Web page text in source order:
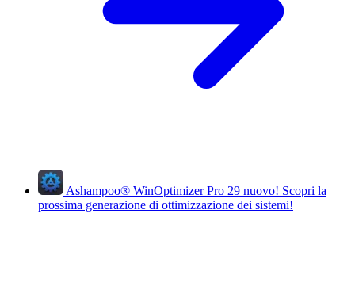
Ashampoo® WinOptimizer Pro 29 nuovo! Scopri la
prossima generazione di ottimizzazione dei sistemi!